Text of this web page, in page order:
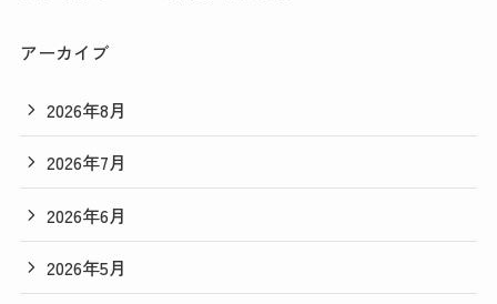
アーカイブ
2026年8月
2026年7月
2026年6月
2026年5月